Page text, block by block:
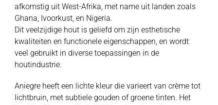
afkomstig uit West-Afrika, met name uit landen zoals
Ghana, Ivoorkust, en Nigeria.
Dit veelzijdige hout is geliefd om zijn esthetische
kwaliteiten en functionele eigenschappen, en wordt
veel gebruikt in diverse toepassingen in de
houtindustrie.
Aniegre heeft een lichte kleur die varieert van crème tot
lichtbruin, met subtiele gouden of groene tinten. Het